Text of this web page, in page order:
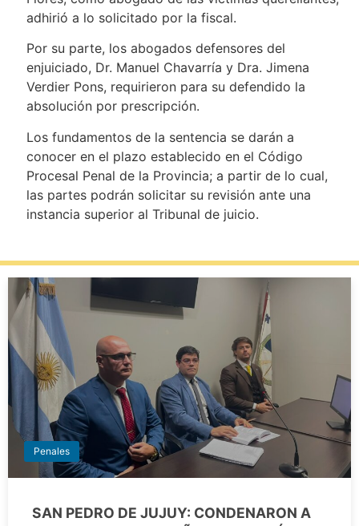
adhirió a lo solicitado por la fiscal.
Por su parte, los abogados defensores del
enjuiciado, Dr. Manuel Chavarría y Dra. Jimena
Verdier Pons, requirieron para su defendido la
absolución por prescripción.
Los fundamentos de la sentencia se darán a
conocer en el plazo establecido en el Código
Procesal Penal de la Provincia; a partir de lo cual,
las partes podrán solicitar su revisión ante una
instancia superior al Tribunal de juicio.
Penales
SAN PEDRO DE JUJUY: CONDENARON A